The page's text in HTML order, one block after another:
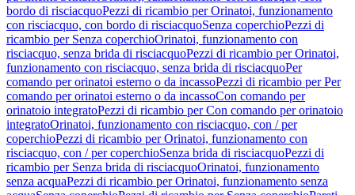
bordo di risciacquoPezzi di ricambio per Orinatoi, funzionamento
con risciacquo, con bordo di risciacquoSenza coperchioPezzi di
ricambio per Senza coperchioOrinatoi, funzionamento con
risciacquo, senza brida di risciacquoPezzi di ricambio per Orinatoi,
funzionamento con risciacquo, senza brida di risciacquoPer
comando per orinatoi esterno o da incassoPezzi di ricambio per Per
comando per orinatoi esterno o da incassoCon comando per
orinatoio integratoPezzi di ricambio per Con comando per orinatoio
integratoOrinatoi, funzionamento con risciacquo, con / per
coperchioPezzi di ricambio per Orinatoi, funzionamento con
risciacquo, con / per coperchioSenza brida di risciacquoPezzi di
ricambio per Senza brida di risciacquoOrinatoi, funzionamento
senza acquaPezzi di ricambio per Orinatoi, funzionamento senza